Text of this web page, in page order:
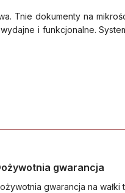
Tnie dokumenty na
i funkcjonalne.
gwarancja
gwarancja na